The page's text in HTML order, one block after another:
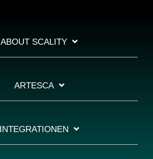
ABOUT SCALITY
ARTESCA
INTEGRATIONEN